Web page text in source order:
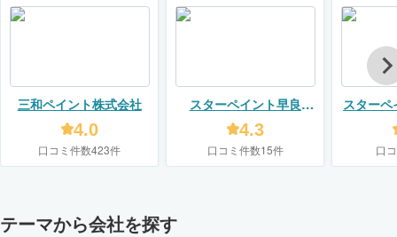
三和ペイント株式会社
4.0
口コミ件数423件
スターペイント早良
ショールーム店（エス
コート株式会社）
4.3
口コミ件数15件
スター
(株
口
テーマから会社を探す